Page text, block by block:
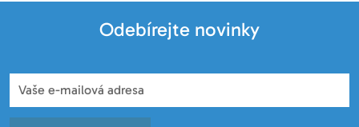
Odebírejte novinky